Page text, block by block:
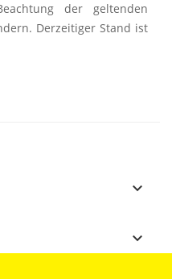
der geltenden
Derzeitiger Stand ist
keyboard_arrow_down
keyboard_arrow_down